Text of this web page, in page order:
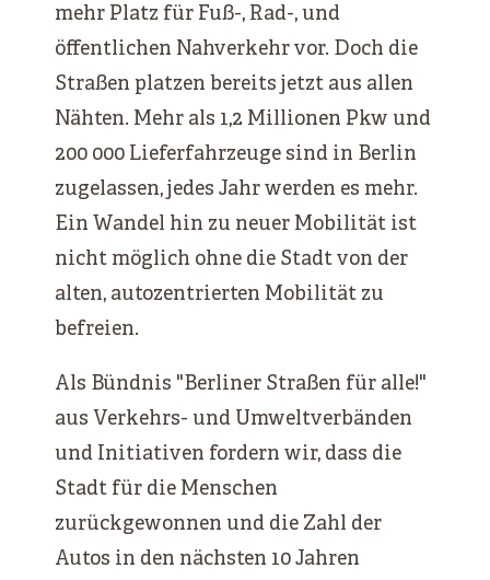
mehr Platz für Fuß-, Rad-, und
öffentlichen Nahverkehr vor. Doch die
Straßen platzen bereits jetzt aus allen
Nähten. Mehr als 1,2 Millionen Pkw und
200 000 Lieferfahrzeuge sind in Berlin
zugelassen, jedes Jahr werden es mehr.
Ein Wandel hin zu neuer Mobilität ist
nicht möglich ohne die Stadt von der
alten, autozentrierten Mobilität zu
befreien.
Als Bündnis "Berliner Straßen für alle!"
aus Verkehrs- und Umweltverbänden
und Initiativen fordern wir, dass die
Stadt für die Menschen
zurückgewonnen und die Zahl der
Autos in den nächsten 10 Jahren